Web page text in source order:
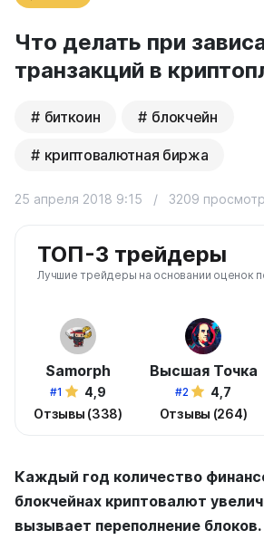
Что делать при
транзакций в
биткоин блокчейн
криптовалютная биржа
25 апреля 2018 9:15 / 3209
ТОП-3 трейдеры
Лучшие трейдеры на основании оценок
Samorph
#1
4,9
Отзывы (338)
Высшая Точка
#2
4,7
Отзывы (264)
Каждый год количество
блокчейнах криптовалют
вызывает переполнение